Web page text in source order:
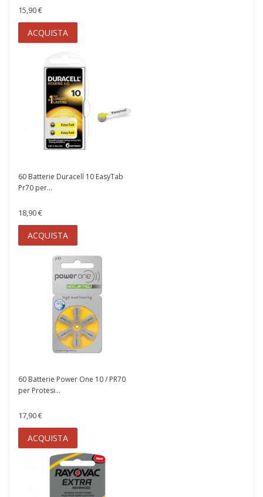
15,90 €
ACQUISTA
60 Batterie Duracell 10 EasyTab
Pr70 per...
18,90 €
ACQUISTA
60 Batterie Power One 10 / PR70
per Protesi...
17,90 €
ACQUISTA